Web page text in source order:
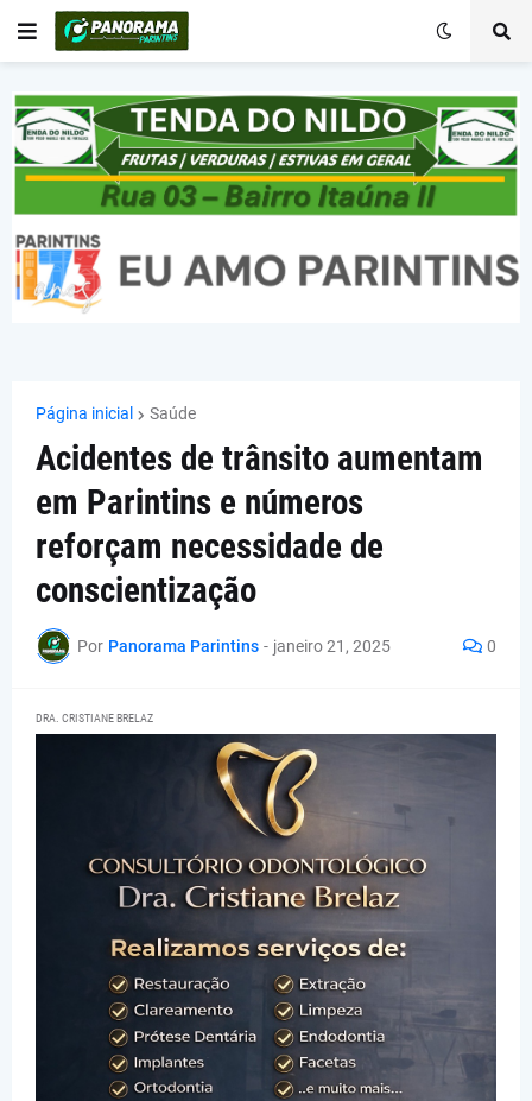
Página inicial Saúde
Acidentes de trânsito aumentam
em Parintins e números
reforçam necessidade de
conscientização
Por Panorama Parintins - janeiro 21, 2025 0
DRA. CRISTIANE BRELAZ